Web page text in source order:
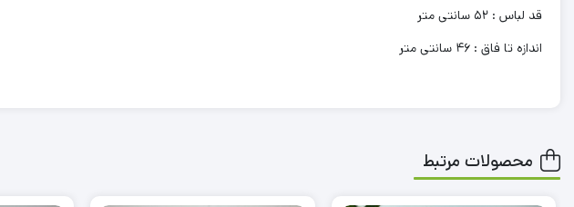
قد لباس : 52 سانتی متر
اندازه تا فاق : 46 سانتی متر
محصولات مرتبط